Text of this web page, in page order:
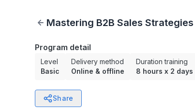
Mastering B2B Sales Strategies for Corporate
Mastering B2B Sales
Program detail
Level
Basic
Delivery method
Online & offline
Duration training
8 hours x 2 days
Share